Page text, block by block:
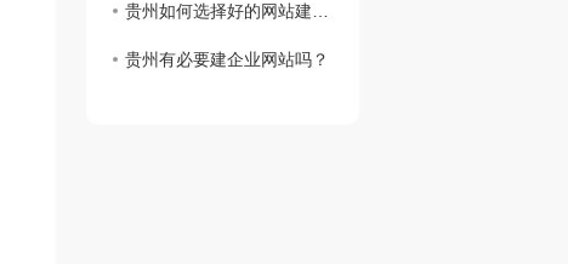
贵州如何选择好的网站建设公司？
贵州有必要建企业网站吗？